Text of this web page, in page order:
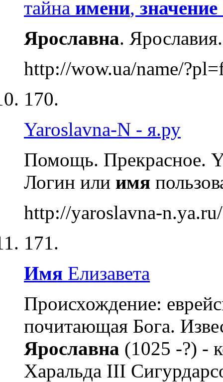
тайна имени, значение
Ярославна.
http://wow.ua/name/
170.
Yaroslavna-N - я.ру
Помощь. Прекрасное.
Логин или имя
http://yaroslavna-n.ya.ru/
171.
Имя Елизавета
Происхождение:
почитающая Бога.
Ярославна (1025 -?) -
Харальда III